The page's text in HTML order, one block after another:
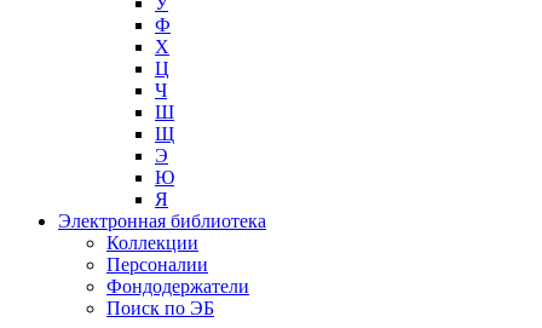
Ф
Х
Ц
Ч
Ш
Щ
Э
Ю
Я
Электронная библиотека
Коллекции
Персоналии
Фондодержатели
Поиск по ЭБ